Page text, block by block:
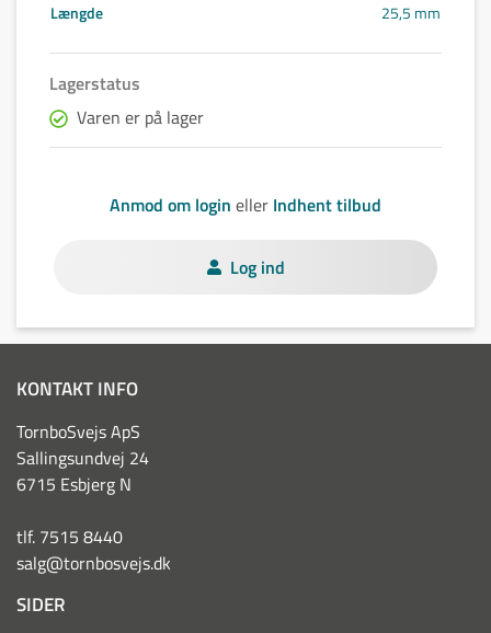
Længde
25,5 mm
Lagerstatus
Varen er på lager
Anmod om login eller Indhent tilbud
Log ind
KONTAKT INFO
TornboSvejs ApS
Sallingsundvej 24
6715 Esbjerg N
tlf. 7515 8440
salg@tornbosvejs.dk
SIDER